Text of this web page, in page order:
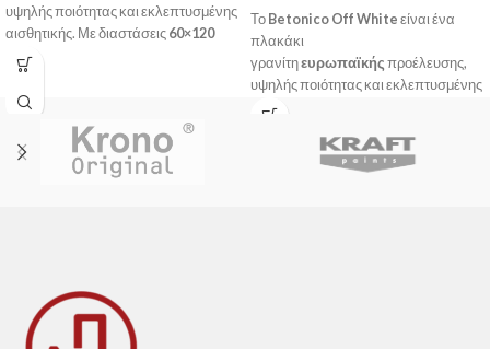
υψηλής ποιότητας και εκλεπτυσμένης
αισθητικής. Με διαστάσεις 60×120
cmκαι λευκό χρώμα, προσδίδει στυλ
και κομψότητα σε κάθε χώρο,
εσωτερικό ή εξωτερικό.
Το Betonico Off White είναι ένα
πλακάκι
γρανίτηευρωπαϊκής προέλευσης,
υψηλής ποιότητας και εκλεπτυσμένης
αισθητικής. Με διαστάσεις
στυλ και κομψότητα σε κάθε χώρο,
εσωτερικό ή εξωτερικό.